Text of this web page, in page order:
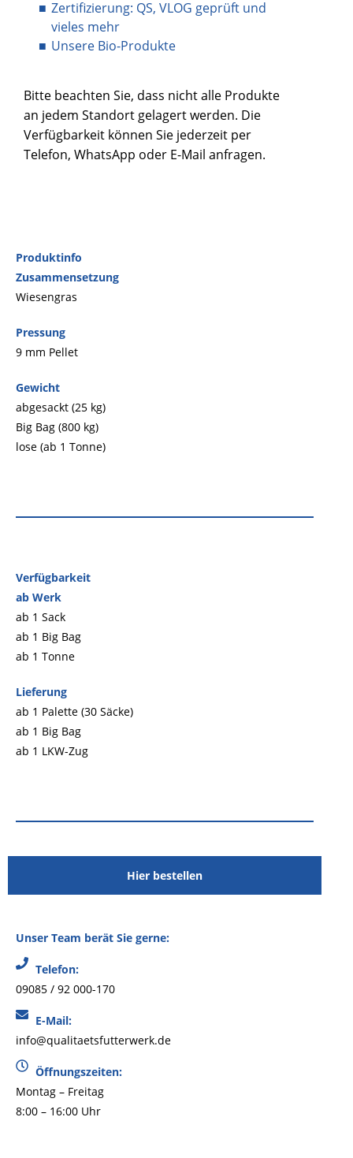
Zertifizierung: QS, VLOG geprüft und
vieles mehr
Unsere Bio-Produkte
Bitte beachten Sie, dass nicht alle Produkte
an jedem Standort gelagert werden. Die
Verfügbarkeit können Sie jederzeit per
Telefon, WhatsApp oder E-Mail anfragen.
Produktinfo
Zusammensetzung
Wiesengras
Pressung
9 mm Pellet
Gewicht
abgesackt (25 kg)
Big Bag (800 kg)
lose (ab 1 Tonne)
Verfügbarkeit
ab Werk
ab 1 Sack
ab 1 Big Bag
ab 1 Tonne
Lieferung
ab 1 Palette (30 Säcke)
ab 1 Big Bag
ab 1 LKW-Zug
Hier bestellen
Unser Team berät Sie gerne:
Telefon:
09085 / 92 000-170
E-Mail:
info@qualitaetsfutterwerk.de
Öffnungszeiten:
Montag – Freitag
8:00 – 16:00 Uhr